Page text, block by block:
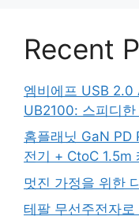
Recent
엠비에프 USB
UB2100: 스피디
홈플래닛 GaN PD
전기 + CtoC 1.5m
멋진 가정을 위한
테팔 무선주전자